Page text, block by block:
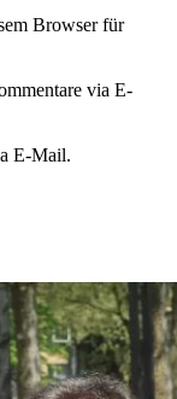
Browser für
via E-
E-Mail.